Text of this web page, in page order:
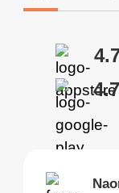
4.7
Brias